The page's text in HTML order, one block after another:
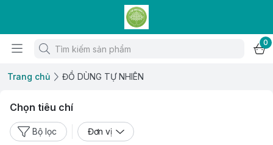
0
Trang chủ ĐỒ DÙNG TỰ NHIÊN
Chọn tiêu chí
Bộ lọc Đơn vị